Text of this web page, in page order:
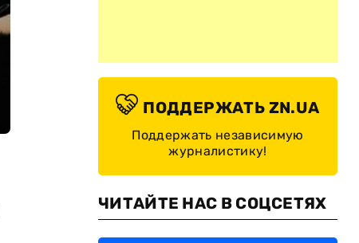
ПОДДЕРЖАТЬ ZN.UA
Поддержать независимую
журналистику!
ЧИТАЙТЕ НАС В СОЦСЕТЯХ